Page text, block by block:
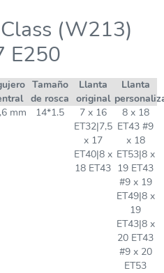
(W213)
E250
Tamaño
de rosca
Llanta
original
Llanta
mm 14*1.5
7 x 16
ET32|7,5
x 17
ET40|8 x
18 ET43
8 x 18
ET43 #9
x 18
ET53|8 x
19 ET43
#9 x 19
ET49|8 x
19
ET43|8 x
20 ET43
#9 x 20
ET53